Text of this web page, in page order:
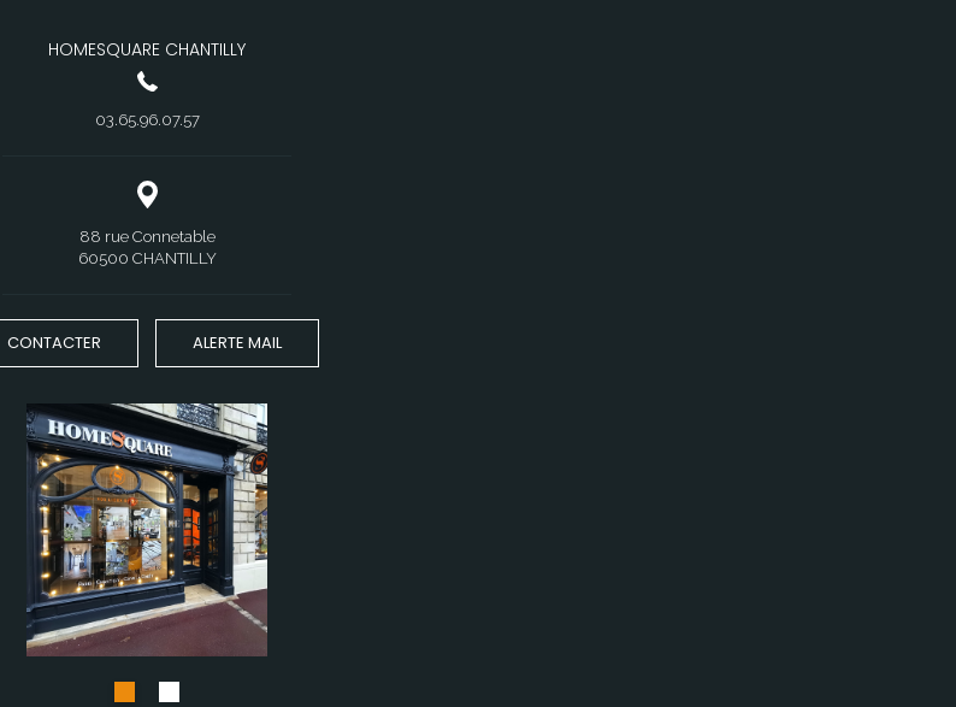
une
HOMESQUARE CHANTILLY
03.65.96.07.57
88 rue Connetable
60500 CHANTILLY
CONTACTER ALERTE MAIL